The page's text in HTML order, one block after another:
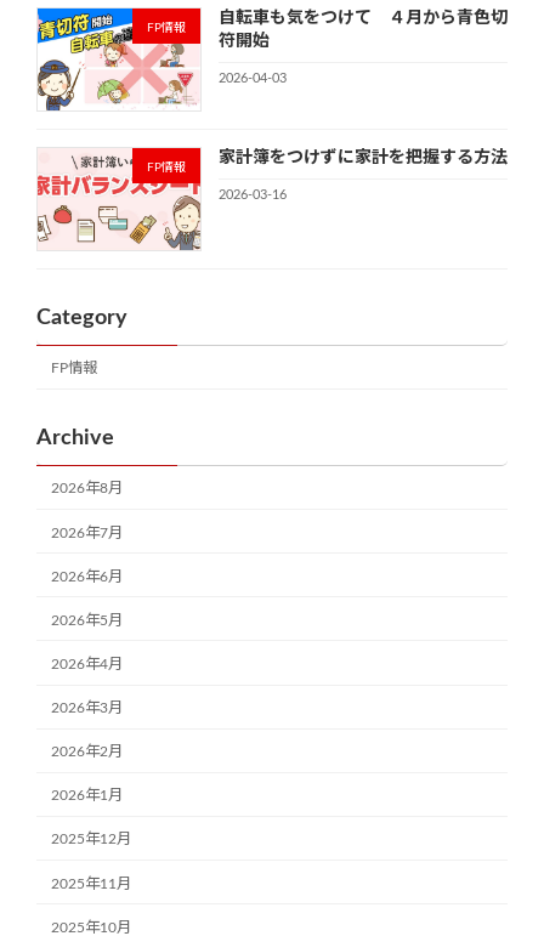
FP情報
自転車も気をつけて ４月から青色切
符開始
2026-04-03
FP情報
家計簿をつけずに家計を把握する方法
2026-03-16
Category
FP情報
Archive
2026年8月
2026年7月
2026年6月
2026年5月
2026年4月
2026年3月
2026年2月
2026年1月
2025年12月
2025年11月
2025年10月